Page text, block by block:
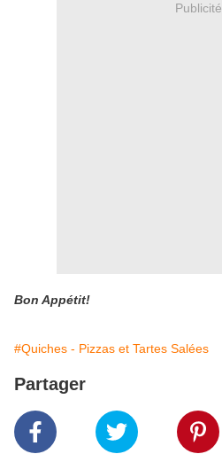
Publicité
Bon Appétit!
#Quiches - Pizzas et Tartes Salées
Partager